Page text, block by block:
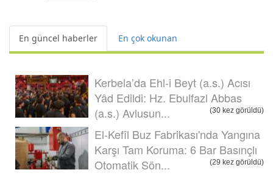
En güncel haberler En çok okunan
Kerbela’da Ehl-i Beyt (a.s.) Acısı
Yâd Edildi: Hz. Ebulfazl Abbas
(a.s.) Avlusun...
(30 kez görüldü)
El-Kefîl Buz Fabrikası'nda Yangına
Karşı Tam Koruma: 6 Bar Basınçlı
Otomatik Sön...
(29 kez görüldü)